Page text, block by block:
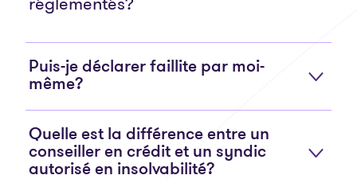
Puis-je déclarer faillite par moi-
même?
Quelle est la différence entre un
conseiller en crédit et un syndic
autorisé en insolvabilité?